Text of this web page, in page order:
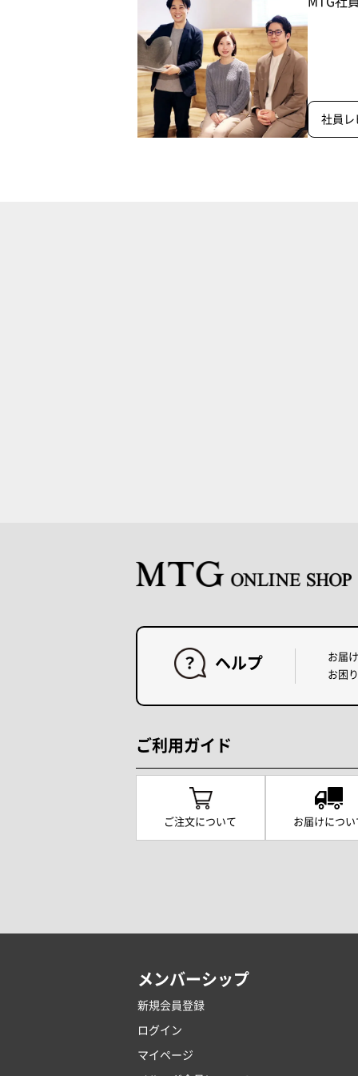
社員レ
ヘルプ
お届
お困
ご利用ガイド
ご注文について お届けについ
メンバーシップ
新規会員登録
ログイン
マイページ